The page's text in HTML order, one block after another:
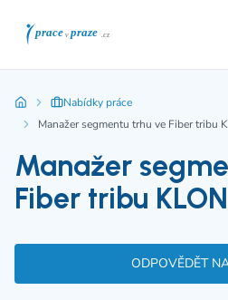
Nabídky práce
Manažer segmentu trhu ve Fiber tribu
Manažer
Fiber tribu
ODPOVĚDĚT